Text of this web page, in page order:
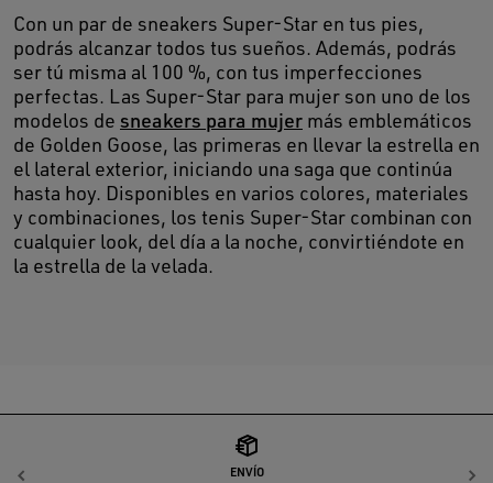
Con un par de sneakers Super-Star en tus pies,
podrás alcanzar todos tus sueños. Además, podrás
ser tú misma al 100 %, con tus imperfecciones
perfectas. Las Super-Star para mujer son uno de los
modelos de sneakers para mujer más emblemáticos
de Golden Goose, las primeras en llevar la estrella en
el lateral exterior, iniciando una saga que continúa
hasta hoy. Disponibles en varios colores, materiales
y combinaciones, los tenis Super-Star combinan con
cualquier look, del día a la noche, convirtiéndote en
la estrella de la velada.
ENVÍO